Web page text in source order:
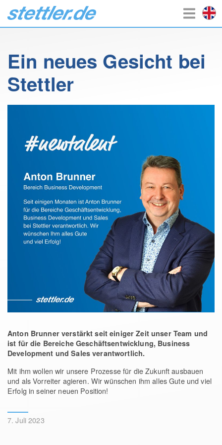
Ein neues Gesicht bei
Stettler
Anton Brunner verstärkt seit einiger Zeit unser Team und
ist für die Bereiche Geschäftsentwicklung, Business
Development und Sales verantwortlich.
Mit ihm wollen wir unsere Prozesse für die Zukunft ausbauen
und als Vorreiter agieren. Wir wünschen ihm alles Gute und viel
Erfolg in seiner neuen Position!
7. Juli 2023